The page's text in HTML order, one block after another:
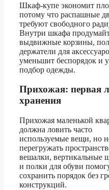
Шкаф-купе экономит
потому что распашные
требуют свободного
Внутри шкафа
выдвижные корзины,
держатели для
уменьшит беспорядок и
подбор одежды.
Прихожая: первая
хранения
Прихожая маленькой
должна ловить часто
используемые вещи, но
перегружать
вешалки, вертикальные
и полки для обуви
сохранить порядок без
конструкций.